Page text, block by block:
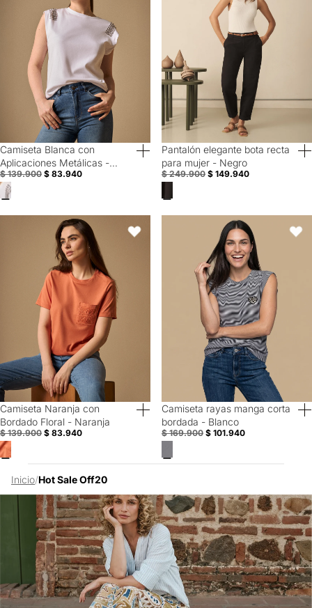
40% Off
Camiseta Blanca con
Aplicaciones Metálicas -
Blanco
$ 139.900 $ 83.940
40% Off
Pantalón elegante bota recta
para mujer - Negro
$ 249.900 $ 149.940
Camiseta Naranja con Bordado Floral - Naranja
40% Off
Camiseta Naranja con
Bordado Floral - Naranja
$ 139.900 $ 83.940
Favoritos
Camiseta rayas manga corta
40% Off
Camiseta rayas manga corta
bordada - Blanco
$ 169.900 $ 101.940
Inicio/Hot Sale Off20